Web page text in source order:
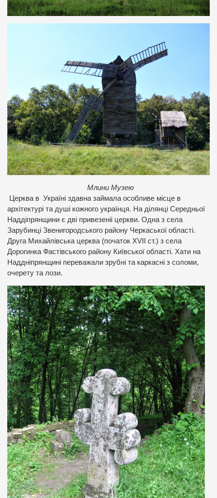
Млини Музею
Церква в Україні здавна займала особливе місце в
архітектурі та душі кожного українця. На ділянці Середньої
Наддіпрянщини є дві привезеніі церкви. Одна з села
Зарубинці Звенигородського району Черкаської області.
Друга Михайлівська церква (початок XVII ст.) з села
Дорогинка Фастівського району Київської області. Хати на
Наддніпрянщині переважали зрубні та каркасні з соломи,
очерету та лози.